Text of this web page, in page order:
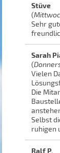
Stüve
(
Sehr
Sarah
(
Vielen
Die
Selbst
ruhigen
Ralf P.